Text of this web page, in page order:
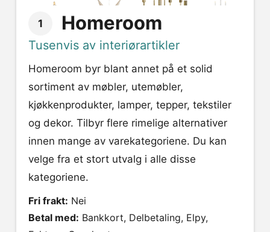
1 Homeroom
Tusenvis av interiørartikler
Homeroom byr blant annet på et solid
sortiment av møbler, utemøbler,
kjøkkenprodukter, lamper, tepper, tekstiler
og dekor. Tilbyr flere rimelige alternativer
innen mange av varekategoriene. Du kan
velge fra et stort utvalg i alle disse
kategoriene.
Fri frakt: Nei
Betal med: